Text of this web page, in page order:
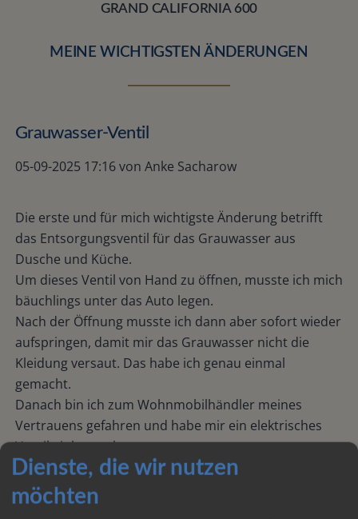
GRAND CALIFORNIA 600
MEINE WICHTIGSTEN ÄNDERUNGEN
Grauwasser-Ventil
05-09-2025 17:16von Anke Sacharow
Die erste und für mich wichtigste Änderung betrifft
das Entsorgungsventil für das Grauwasser aus
Dusche und Küche.
Um dieses Ventil von Hand zu öffnen, musste ich mich
bäuchlings unter das Auto legen.
Nach der Öffnung musste ich dann aber sofort wieder
aufspringen, damit mir das Grauwasser nicht die
Kleidung versaut. Das habe ich genau einmal
gemacht.
Danach bin ich zum Wohnmobilhändler meines
Vertrauens gefahren und habe mir ein elektrisches
Ventil einbauen lassen.
Jetzt habe ich einen kleinen Knopf links unten am
Fahrersitz.
In das Elektroventil ist eine kleine WLAN-Kamera
Dienste, die wir nutzen
möchten